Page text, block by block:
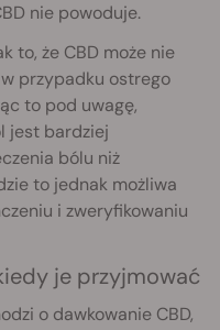
nie powoduje.
to, że CBD może nie
przypadku ostrego
to pod uwagę,
jest bardziej
bólu niż
to jednak możliwa
i zweryfikowaniu
je przyjmować
o dawkowanie CBD,